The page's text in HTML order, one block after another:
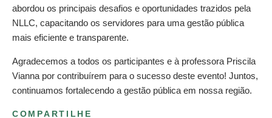
abordou os principais desafios e oportunidades trazidos pela
NLLC, capacitando os servidores para uma gestão pública
mais eficiente e transparente.
Agradecemos a todos os participantes e à professora Priscila
Vianna por contribuírem para o sucesso deste evento! Juntos,
continuamos fortalecendo a gestão pública em nossa região.
COMPARTILHE